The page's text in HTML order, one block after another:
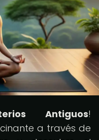
Antiguos!
a través de